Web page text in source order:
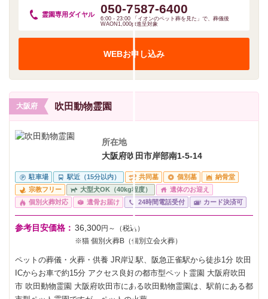
霊園専用 ダイヤル 050-7587-6400
6:00 - 23:00 「イオンのペット葬を見た」で、葬儀後
WAON1,000pt進呈対象
WEBお申し込み
大阪府 吹田動物霊園
所在地
大阪府吹田市岸部南1-5-14
駐車場 駅近（15分以内） 共同墓 個別墓
納骨堂
宗教フリー
大型犬OK（40kg程度）
遺体のお迎え
個別火葬対応
遺骨お届け 24時間電話受付 カード決済可
参考目安価格： 36,300円～（税込）
※猫 個別火葬B（個別立会火葬）
ペットの葬儀・火葬・供養 JR岸辺駅、阪急正雀駅から徒歩1分 吹田
ICからお車で約15分 アクセス良好の都市型ペット霊園 大阪府吹田
市 吹田動物霊園 大阪府吹田市にある吹田動物霊園は、駅前にある都